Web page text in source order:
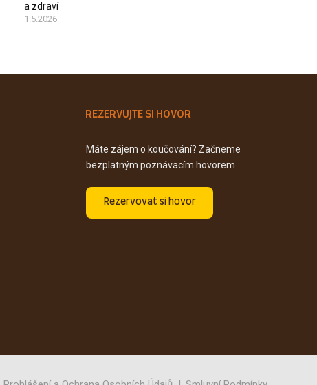
a zdraví
1.5.2026
REZERVUJTE SI HOVOR
Máte zájem o koučování? Začneme
bezplatným poznávacím hovorem
Rezervovat si hovor